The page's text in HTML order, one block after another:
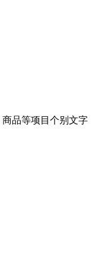
品等项目个别文字